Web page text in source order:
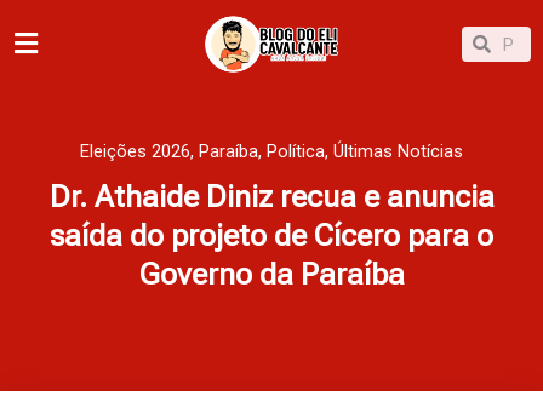
para
Pesquisar
Eleições 2026, Paraíba, Política, Últimas Notícias
Dr. Athaide Diniz recua e anuncia
saída do projeto de Cícero para o
Governo da Paraíba